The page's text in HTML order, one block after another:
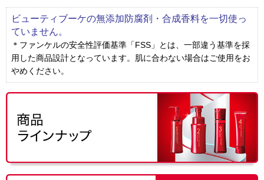
ビューティブーケの無添加防腐剤・合成香料を一切使っ
ていません。
＊ファンケルの安全性評価基準「FSS」とは、一部違う基準を採
用した商品設計となっています。肌に合わない場合はご使用をお
やめください。